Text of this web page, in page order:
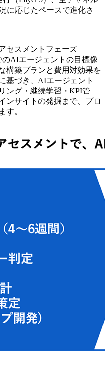
に応じたペースで進化さ
セスメントフェーズ
のAIエージェントの目標像
構築プランと費用対効果を
基づき、AIエージェント
ング・継続学習・KPI管
ンサイトの発掘まで、プロ
す。